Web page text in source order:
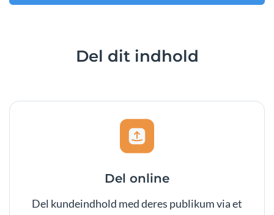
Del dit indhold
Del online
Del kundeindhold med deres publikum via et